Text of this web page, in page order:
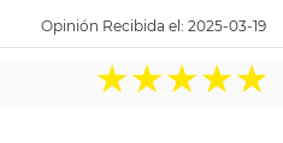
Opinión Recibida el: 2025-03-19
★★★★★